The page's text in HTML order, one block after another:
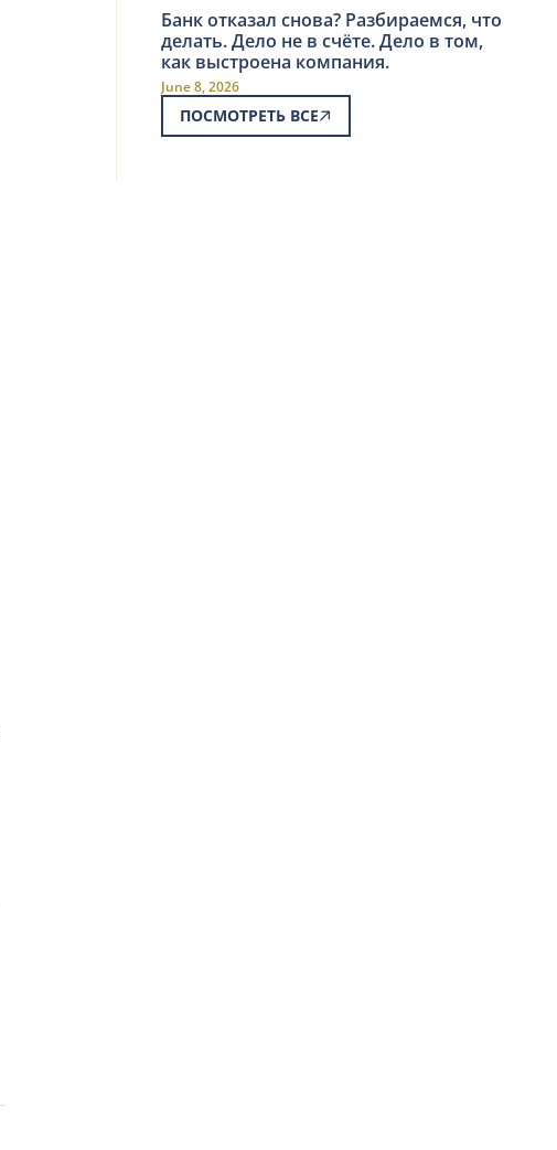
Банк отказал снова? Разбираемся, что
делать. Дело не в счёте. Дело в том,
как выстроена компания.
June 8, 2026
ПОСМОТРЕТЬ ВСЕ